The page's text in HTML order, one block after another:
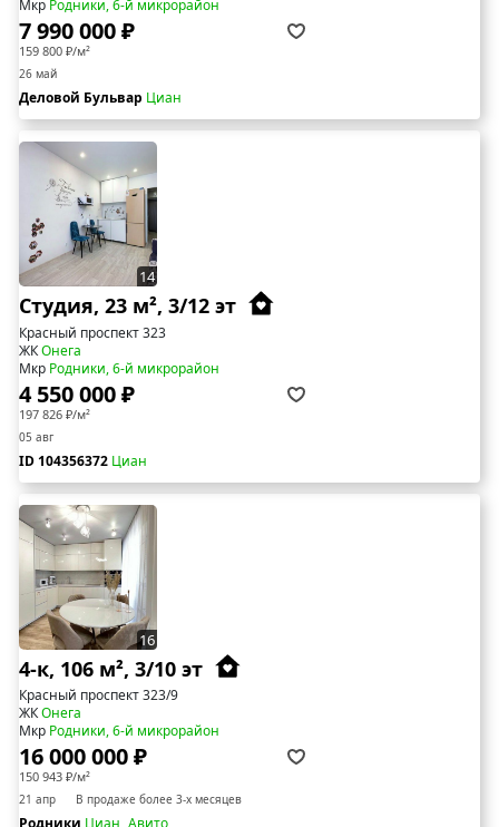
Мкр Родники, 6-й микрорайон
7 990 000 ₽
159 800 ₽/м²
26 май
Деловой Бульвар Циан
14
Студия, 23 м², 3/12 эт
Красный проспект 323
ЖКОнега
Мкр Родники, 6-й микрорайон
4 550 000 ₽
197 826 ₽/м²
05 авг
ID 104356372 Циан
16
4-к, 106 м², 3/10 эт
Красный проспект 323/9
ЖКОнега
Мкр Родники, 6-й микрорайон
16 000 000 ₽
150 943 ₽/м²
21 апр В продаже более 3-х месяцев
Родники Циан Авито